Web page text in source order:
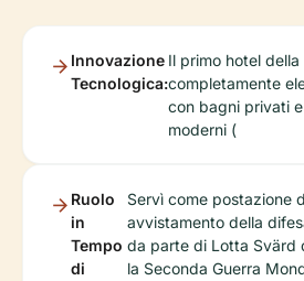
Innovazione
Tecnologica:
Il primo hotel della
completamente
con bagni privati
moderni (
Ruolo
in
Tempo
di
Servì come postazione
avvistamento della
da parte di Lotta Svärd
la Seconda Guerra